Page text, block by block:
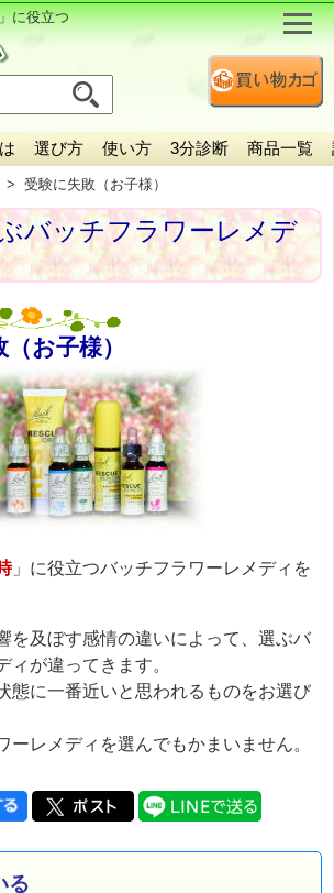
に役立つ
選び方 使い方 3分診断 商品一覧
受験に失敗（お子様）
バッチフラワーレメデ
お子様）
」に役立つバッチフラワーレメディを
を及ぼす感情の違いによって、選ぶバ
ィが違ってきます。
態に一番近いと思われるものをお選び
ーレメディを選んでもかまいません。
る